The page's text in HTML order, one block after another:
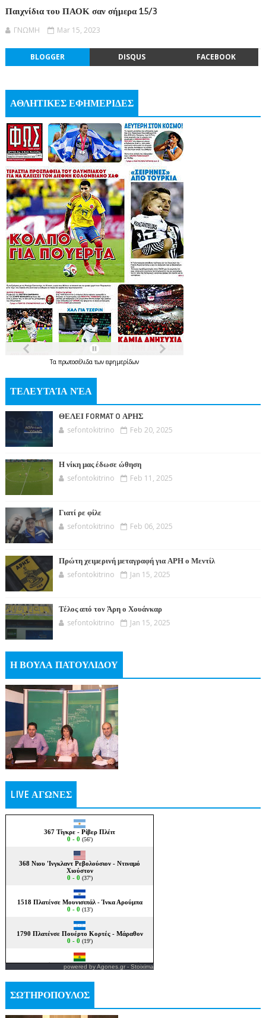
Παιχνίδια του ΠΑΟΚ σαν σήμερα 15/3
ΓΝΩΜΗ Mar 15, 2023
BLOGGER DISQUS FACEBOOK
ΑΘΛΗΤΙΚΕΣ ΕΦΗΜΕΡΙΔΕΣ
Τα πρωτοσέλιδατων εφημερίδων
ΤΕΛΕΥΤΑΊΑ ΝΈΑ
ΘΕΛΕΙ FORMAT O ΑΡΗΣ
sefontokitrino Feb 20, 2025
Η νίκη μας έδωσε ώθηση
sefontokitrino Feb 11, 2025
Γιατί ρε φίλε
sefontokitrino Feb 06, 2025
Πρώτη χειμερινή μεταγραφή για ΑΡΗ ο Μεντίλ
sefontokitrino Jan 15, 2025
Τέλος από τον Άρη ο Χουάνκαρ
sefontokitrino Jan 15, 2025
Η ΒΟΥΛΑ ΠΑΤΟΥΛΙΔΟΥ
LIVE ΑΓΩΝΕΣ
powered byAgones.gr- Stoixima
ΣΩΤΗΡΟΠΟΥΛΟΣ